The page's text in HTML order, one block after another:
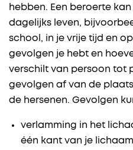
hebben. Een beroerte
dagelijks leven,
school, in je vrije tijd en
gevolgen je hebt en
verschilt van persoon tot
gevolgen af van de
de hersenen. Gevolgen
verlamming in het
één kant van je lichaam